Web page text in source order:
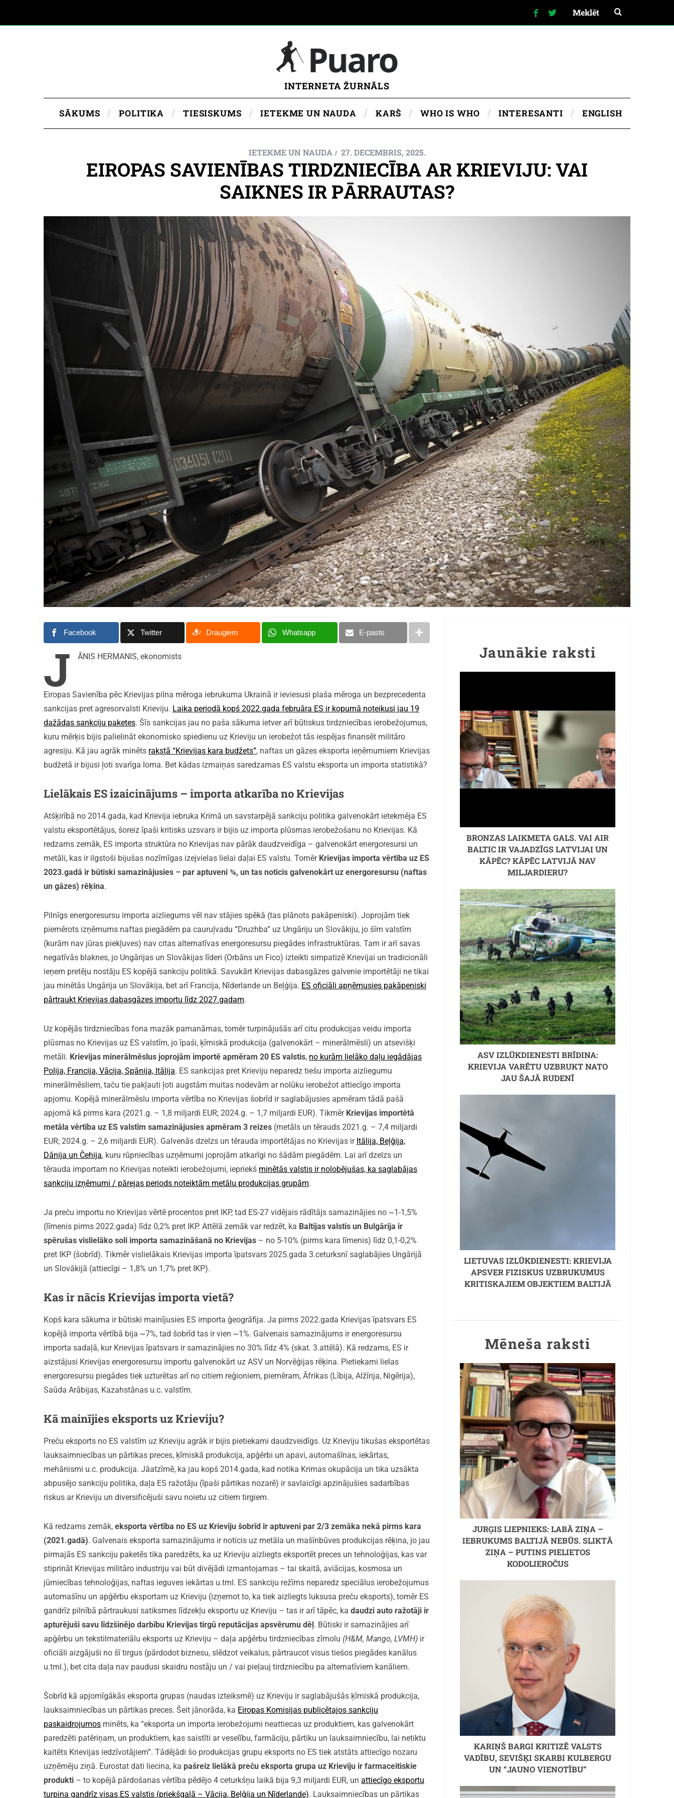
INTERNETA ŽURNĀLS
SĀKUMS POLITIKA TIESISKUMS IETEKME UN NAUDA KARŠ WHO IS WHO INTERESANTI ENGLISH
IETEKME UN NAUDA 27. DECEMBRIS, 2025.
EIROPAS SAVIENĪBAS TIRDZNIECĪBA AR KRIEVIJU: VAI
SAIKNES IR PĀRRAUTAS?
Facebook Twitter Draugiem Whatsapp E-pasts
J ĀNIS HERMANIS, ekonomists
Eiropas Savienība pēc Krievijas pilna mēroga iebrukuma Ukrainā ir ieviesusi plaša mēroga un bezprecedenta
sankcijas pret agresorvalsti Krieviju. Laika periodā kopš 2022.gada februāra ES ir kopumā noteikusi jau 19
dažādas sankciju paketes. Šīs sankcijas jau no paša sākuma ietver arī būtiskus tirdzniecības ierobežojumus,
kuru mērķis bijis palielināt ekonomisko spiedienu uz Krieviju un ierobežot tās iespējas finansēt militāro
agresiju. Kā jau agrāk minēts rakstā “Krievijas kara budžets”, naftas un gāzes eksporta ieņēmumiem Krievijas
budžetā ir bijusi ļoti svarīga loma. Bet kādas izmaiņas saredzamas ES valstu eksporta un importa statistikā?
Lielākais ES izaicinājums – importa atkarība no Krievijas
Atšķirībā no 2014.gada, kad Krievija iebruka Krimā un savstarpējā sankciju politika galvenokārt ietekmēja ES
valstu eksportētājus, šoreiz īpaši kritisks uzsvars ir bijis uz importa plūsmas ierobežošanu no Krievijas. Kā
redzams zemāk, ES importa struktūra no Krievijas nav pārāk daudzveidīga – galvenokārt energoresursi un
metāli, kas ir ilgstoši bijušas nozīmīgas izejvielas lielai daļai ES valstu. Tomēr Krievijas importa vērtība uz ES
2023.gadā ir būtiski samazinājusies – par aptuveni ¾, un tas noticis galvenokārt uz energoresursu (naftas
un gāzes) rēķina.
Pilnīgs energoresursu importa aizliegums vēl nav stājies spēkā (tas plānots pakāpeniski). Joprojām tiek
piemērots izņēmums naftas piegādēm pa cauruļvadu “Druzhba” uz Ungāriju un Slovākiju, jo šīm valstīm
(kurām nav jūras piekļuves) nav citas alternatīvas energoresursu piegādes infrastruktūras. Tam ir arī savas
negatīvās blaknes, jo Ungārijas un Slovākijas līderi (Orbāns un Fico) izteikti simpatizē Krievijai un tradicionāli
ieņem pretēju nostāju ES kopējā sankciju politikā. Savukārt Krievijas dabasgāzes galvenie importētāji ne tikai
jau minētās Ungārija un Slovākija, bet arī Francija, Nīderlande un Beļģija. ES oficiāli apņēmusies pakāpeniski
pārtraukt Krievijas dabasgāzes importu līdz 2027.gadam.
Uz kopējās tirdzniecības fona mazāk pamanāmas, tomēr turpinājušās arī citu produkcijas veidu importa
plūsmas no Krievijas uz ES valstīm, jo īpaši, ķīmiskā produkcija (galvenokārt – minerālmēsli) un atsevišķi
metāli. Krievijas minerālmēslus joprojām importē apmēram 20 ES valstis, no kurām lielāko daļu iegādājas
Polija, Francija, Vācija, Spānija, Itālija. ES sankcijas pret Krieviju neparedz tiešu importa aizliegumu
minerālmēsliem, taču tie pakļauti ļoti augstām muitas nodevām ar nolūku ierobežot attiecīgo importa
apjomu. Kopējā minerālmēslu importa vērtība no Krievijas šobrīd ir saglabājusies apmēram tādā pašā
apjomā kā pirms kara (2021.g. – 1,8 miljardi EUR; 2024.g. – 1,7 miljardi EUR). Tikmēr Krievijas importētā
metāla vērtība uz ES valstīm samazinājusies apmēram 3 reizes (metāls un tērauds 2021.g. – 7,4 miljardi
EUR; 2024.g. – 2,6 miljardi EUR). Galvenās dzelzs un tērauda importētājas no Krievijas ir Itālija, Beļģija,
Dānija un Čehija, kuru rūpniecības uzņēmumi joprojām atkarīgi no šādām piegādēm. Lai arī dzelzs un
tērauda importam no Krievijas noteikti ierobežojumi, iepriekš minētās valstis ir nolobējušas, ka saglabājas
sankciju izņēmumi / pārejas periods noteiktām metālu produkcijas grupām.
Ja preču importu no Krievijas vērtē procentos pret IKP, tad ES-27 vidējais rādītājs samazinājies no ~1-1,5%
(līmenis pirms 2022.gada) līdz 0,2% pret IKP. Attēlā zemāk var redzēt, ka Baltijas valstis un Bulgārija ir
spērušas vislielāko soli importa samazināšanā no Krievijas – no 5-10% (pirms kara līmenis) līdz 0,1-0,2%
pret IKP (šobrīd). Tikmēr vislielākais Krievijas importa īpatsvars 2025.gada 3.ceturksnī saglabājies Ungārijā
un Slovākijā (attiecīgi – 1,8% un 1,7% pret IKP).
Kas ir nācis Krievijas importa vietā?
Kopš kara sākuma ir būtiski mainījusies ES importa ģeogrāfija. Ja pirms 2022.gada Krievijas īpatsvars ES
kopējā importa vērtībā bija ~7%, tad šobrīd tas ir vien ~1%. Galvenais samazinājums ir energoresursu
importa sadaļā, kur Krievijas īpatsvars ir samazinājies no 30% līdz 4% (skat. 3.attēlā). Kā redzams, ES ir
aizstājusi Krievijas energoresursu importu galvenokārt uz ASV un Norvēģijas rēķina. Pietiekami lielas
energoresursu piegādes tiek uzturētas arī no citiem reģioniem, piemēram, Āfrikas (Lībija, Alžīrija, Nigērija),
Saūda Arābijas, Kazahstānas u.c. valstīm.
Kā mainījies eksports uz Krieviju?
Preču eksports no ES valstīm uz Krieviju agrāk ir bijis pietiekami daudzveidīgs. Uz Krieviju tikušas eksportētas
lauksaimniecības un pārtikas preces, ķīmiskā produkcija, apģērbi un apavi, automašīnas, iekārtas,
mehānismi u.c. produkcija. Jāatzīmē, ka jau kopš 2014.gada, kad notika Krimas okupācija un tika uzsākta
abpusējo sankciju politika, daļa ES ražotāju (īpaši pārtikas nozarē) ir savlaicīgi apzinājušies sadarbības
riskus ar Krieviju un diversificējuši savu noietu uz citiem tirgiem.
Kā redzams zemāk, eksporta vērtība no ES uz Krieviju šobrīd ir aptuveni par 2/3 zemāka nekā pirms kara
(2021.gadā). Galvenais eksporta samazinājums ir noticis uz metāla un mašīnbūves produkcijas rēķina, jo jau
pirmajās ES sankciju paketēs tika paredzēts, ka uz Krieviju aizliegts eksportēt preces un tehnoloģijas, kas var
stiprināt Krievijas militāro industriju vai būt divējādi izmantojamas – tai skaitā, aviācijas, kosmosa un
jūrniecības tehnoloģijas, naftas ieguves iekārtas u.tml. ES sankciju režīms neparedz speciālus ierobežojumus
automašīnu un apģērbu eksportam uz Krieviju (izņemot to, ka tiek aizliegts luksusa preču eksports), tomēr ES
gandrīz pilnībā pārtraukusi satiksmes līdzekļu eksportu uz Krieviju – tas ir arī tāpēc, ka daudzi auto ražotāji ir
apturējuši savu līdzšinējo darbību Krievijas tirgū reputācijas apsvērumu dēļ. Būtiski ir samazinājies arī
apģērbu un tekstilmateriālu eksports uz Krieviju – daļa apģērbu tirdzniecības zīmolu (H&M, Mango, LVMH) ir
oficiāli aizgājuši no šī tirgus (pārdodot biznesu, slēdzot veikalus, pārtraucot visus tiešos piegādes kanālus
u.tml.), bet cita daļa nav paudusi skaidru nostāju un / vai pieļauj tirdzniecību pa alternatīviem kanāliem.
Šobrīd kā apjomīgākās eksporta grupas (naudas izteiksmē) uz Krieviju ir saglabājušās ķīmiskā produkcija,
lauksaimniecības un pārtikas preces. Šeit jānorāda, ka Eiropas Komisijas publicētajos sankciju
paskaidrojumos minēts, ka “eksporta un importa ierobežojumi neattiecas uz produktiem, kas galvenokārt
paredzēti patēriņam, un produktiem, kas saistīti ar veselību, farmāciju, pārtiku un lauksaimniecību, lai netiktu
kaitēts Krievijas iedzīvotājiem”. Tādējādi šo produkcijas grupu eksports no ES tiek atstāts attiecīgo nozaru
uzņēmēju ziņā. Eurostat dati liecina, ka pašreiz lielākā preču eksporta grupa uz Krieviju ir farmaceitiskie
produkti – to kopējā pārdošanas vērtība pēdējo 4 ceturkšņu laikā bija 9,3 miljardi EUR, un attiecīgo eksportu
turpina gandrīz visas ES valstis (priekšgalā – Vācija, Beļģija un Nīderlande). Lauksaimniecības un pārtikas
Jaunākie raksti
BRONZAS LAIKMETA GALS. VAI AIR
BALTIC IR VAJADZĪGS LATVIJAI UN
KĀPĒC? KĀPĒC LATVIJĀ NAV
MILJARDIERU?
ASV IZLŪKDIENESTI BRĪDINA:
KRIEVIJA VARĒTU UZBRUKT NATO
JAU ŠAJĀ RUDENĪ
LIETUVAS IZLŪKDIENESTI: KRIEVIJA
APSVER FIZISKUS UZBRUKUMUS
KRITISKAJIEM OBJEKTIEM BALTIJĀ
Mēneša raksti
JURĢIS LIEPNIEKS: LABĀ ZIŅA –
IEBRUKUMS BALTIJĀ NEBŪS. SLIKTĀ
ZIŅA – PUTINS PIELIETOS
KODOLIEROČUS
KARIŅŠ BARGI KRITIZĒ VALSTS
VADĪBU, SEVIŠĶI SKARBI KULBERGU
UN “JAUNO VIENOTĪBU”